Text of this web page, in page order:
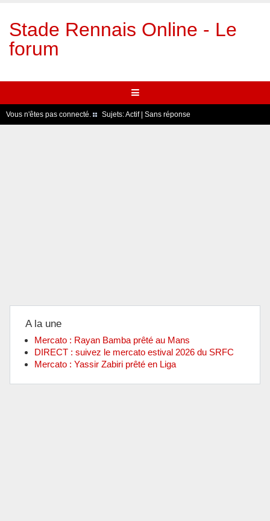
Stade Rennais Online - Le
forum
Vous n'êtes pas connecté. Sujets:Actif| Sans réponse
A la une
Mercato : Rayan Bamba prêté au Mans
DIRECT : suivez le mercato estival 2026 du SRFC
Mercato : Yassir Zabiri prêté en Liga